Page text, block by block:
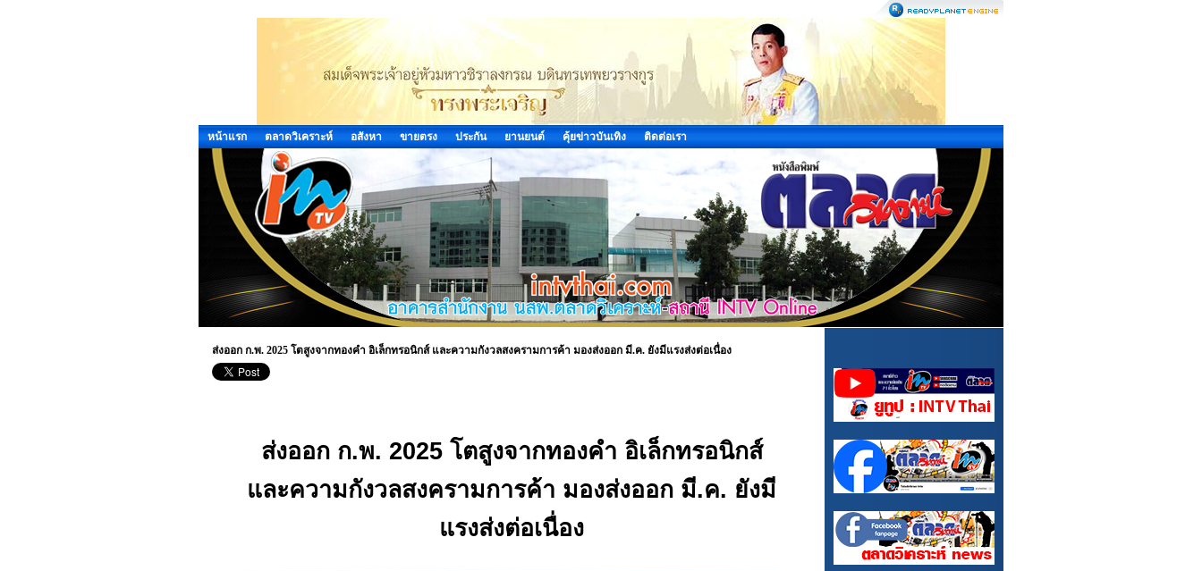
หน้าแรก ตลาดวิเคราะห์ อสังหา ขายตรง ประกัน ยานยนต์ คุ้ยข่าวบันเทิง ติดต่อเรา
ส่งออก ก.พ. 2025 โตสูงจากทองคำ อิเล็กทรอนิกส์ และความกังวลสงครามการค้า มองส่งออก มี.ค. ยังมีแรงส่งต่อเนื่อง
ส่งออก ก.พ. 2025 โตสูงจากทองคำ อิเล็กทรอนิกส์
และความกังวลสงครามการค้า มองส่งออก มี.ค. ยังมี
แรงส่งต่อเนื่อง